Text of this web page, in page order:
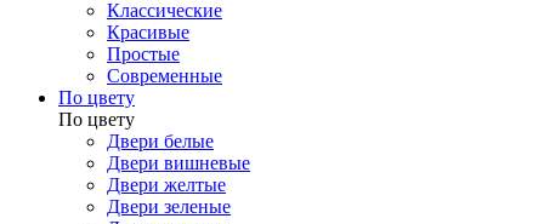
Классические
Красивые
Простые
Современные
По цвету
По цвету
Двери белые
Двери вишневые
Двери желтые
Двери зеленые